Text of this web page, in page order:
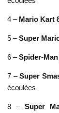
4 – Mario Kart
5 –Super
6 –Spider-Man
7 –Super
écoulées
8 – Super